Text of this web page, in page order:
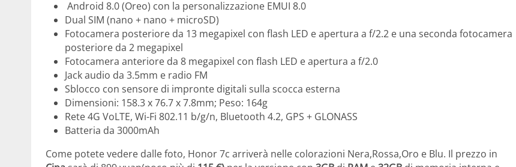
Android 8.0 (Oreo) con la personalizzazione EMUI 8.0
Dual SIM (nano + nano + microSD)
Fotocamera posteriore da 13 megapixel con flash LED e apertura a f/2.2 e una seconda fotocamera
posteriore da 2 megapixel
Fotocamera anteriore da 8 megapixel con flash LED e apertura a f/2.0
Jack audio da 3.5mm e radio FM
Sblocco con sensore di impronte digitali sulla scocca esterna
Dimensioni: 158.3 x 76.7 x 7.8mm; Peso: 164g
Rete 4G VoLTE, Wi-Fi 802.11 b/g/n, Bluetooth 4.2, GPS + GLONASS
Batteria da 3000mAh
Come potete vedere dalle foto, Honor 7c arriverà nelle colorazioni Nera,Rossa,Oro e Blu. Il prezzo in